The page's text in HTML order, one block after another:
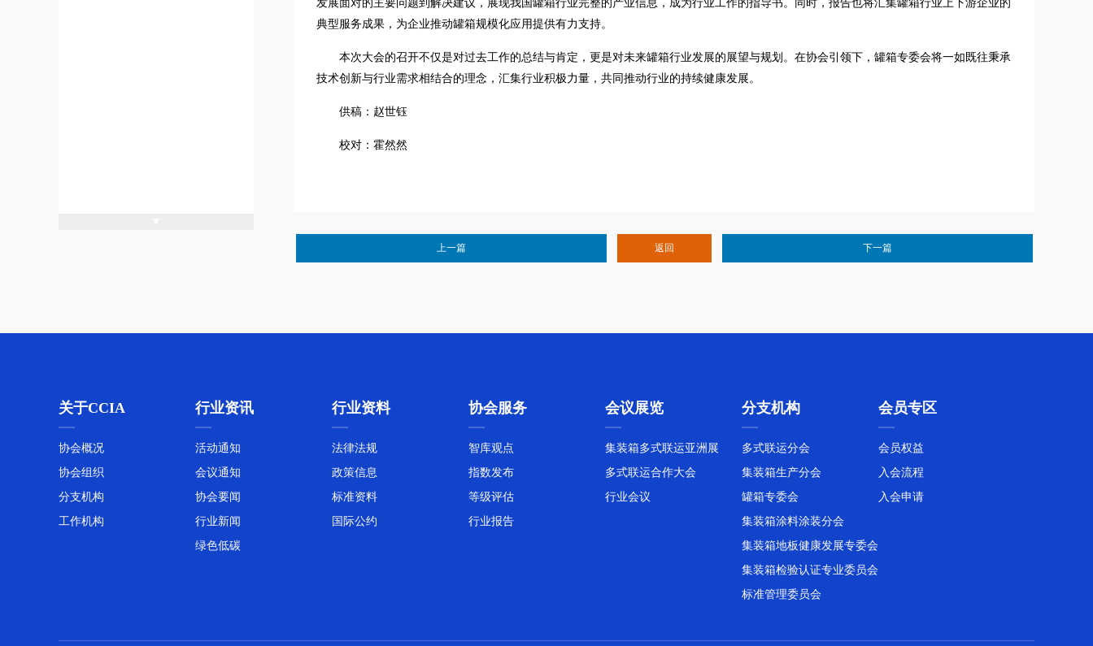
发展面对的主要问题到解决建议，展现我国罐箱行业完整的产业信息，成为行业工作的指导书。同时，报告也将汇集罐箱行业上下游企业的
典型服务成果，为企业推动罐箱规模化应用提供有力支持。
本次大会的召开不仅是对过去工作的总结与肯定，更是对未来罐箱行业发展的展望与规划。在协会引领下，罐箱专委会将一如既往秉承
技术创新与行业需求相结合的理念，汇集行业积极力量，共同推动行业的持续健康发展。
供稿：赵世钰
校对：霍然然
上一篇 返回 下一篇
关于CCIA
协会概况
协会组织
分支机构
工作机构
行业资讯
活动通知
会议通知
协会要闻
行业新闻
绿色低碳
行业资料
法律法规
政策信息
标准资料
国际公约
协会服务
智库观点
指数发布
等级评估
行业报告
会议展览
集装箱多式联运亚洲展
多式联运合作大会
行业会议
分支机构
多式联运分会
集装箱生产分会
罐箱专委会
集装箱涂料涂装分会
集装箱地板健康发展专委会
集装箱检验认证专业委员会
标准管理委员会
会员专区
会员权益
入会流程
入会申请